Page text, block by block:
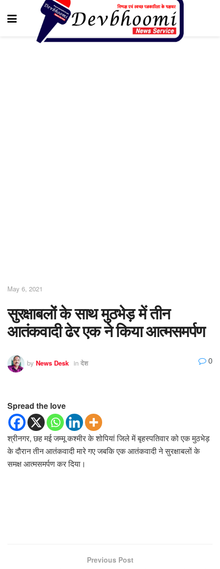
May 6, 2021
सुरक्षाबलों के साथ मुठभेड़ में तीन
आतंकवादी ढेर एक ने किया आत्मसमर्पण
by News Desk in देश 0
Spread the love
श्रीनगर, छह मई जम्मू कश्मीर के शोपियां जिले में बृहस्पतिवार को एक मुठभेड़
के दौरान तीन आतंकवादी मारे गए जबकि एक आतंकवादी ने सुरक्षाबलों के
समक्ष आत्मसमर्पण कर दिया।
Previous Post